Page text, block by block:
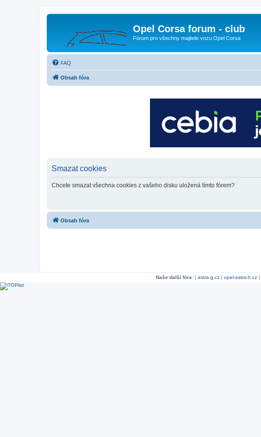
Opel Corsa forum - club
Fórum pro všechny majitele vozu Opel Corsa
FAQ
Obsah fóra
Smazat cookies
Chcete smazat všechna cookies z vašeho disku uložená tímto fórem?
Obsah fóra
Naše další fóra: | astra-g.cz | opel-astra-h.cz |